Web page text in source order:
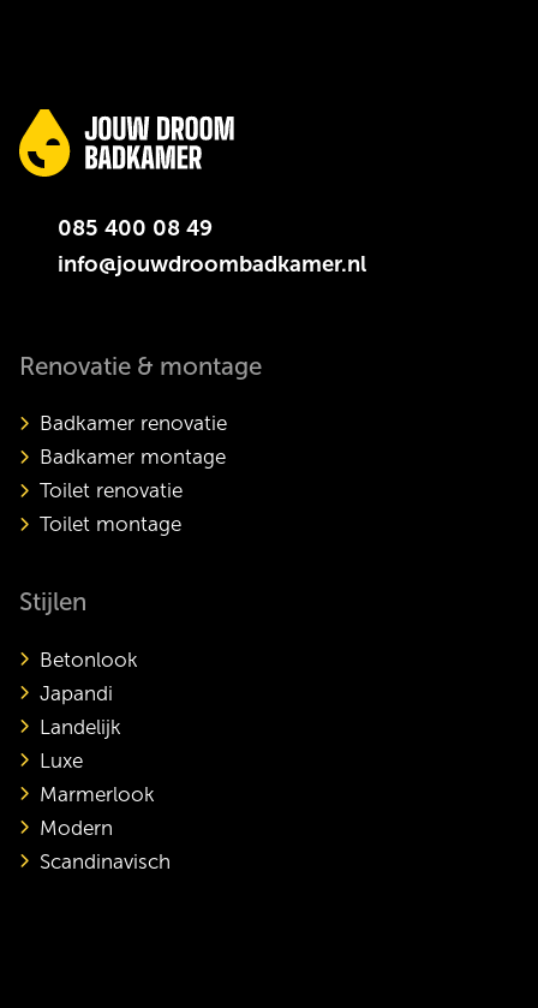
085 400 08 49
info@jouwdroombadkamer.nl
Renovatie & montage
Badkamer renovatie
Badkamer montage
Toilet renovatie
Toilet montage
Stijlen
Betonlook
Japandi
Landelijk
Luxe
Marmerlook
Modern
Scandinavisch